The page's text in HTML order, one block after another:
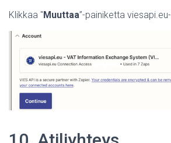
Klikkaa " Muuttaa”-painiketta